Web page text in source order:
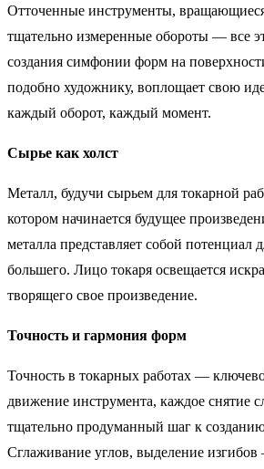
Отточенные инструменты,
тщательно измеренные обороты — все
создания симфонии форм на
подобно художнику, воплощает свою
каждый оборот, каждый момент.
Сырье как холст
Металл, будучи сырьем для токарной
котором начинается будущее
металла представляет собой потенциал
большего. Лицо токаря освещается
творящего свое произведение.
Точность и гармония форм
Точность в токарных работах —
движение инструмента, каждое снятие
тщательно продуманный шаг к
Сглаживание углов, выделение